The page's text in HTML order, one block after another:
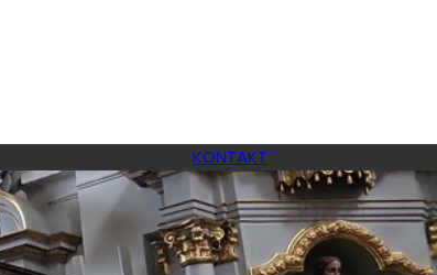
KONTAKT